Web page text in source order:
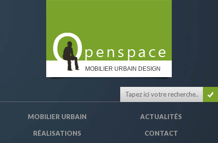
MOBILIER URBAIN DESIGN
MOBILIER URBAIN ACTUALITÉS
RÉALISATIONS CONTACT